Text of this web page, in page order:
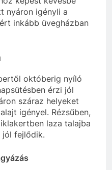
nyáron igényli a
inkább üvegházban
októberig nyíló
érzi jól
száraz helyeket
igényel. Rézsűben,
laza talajba
jól fejlődik.